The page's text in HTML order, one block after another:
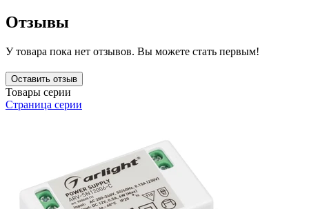
Отзывы
У товара пока нет отзывов. Вы можете стать первым!
Оставить отзыв
Товары серии
Страница серии